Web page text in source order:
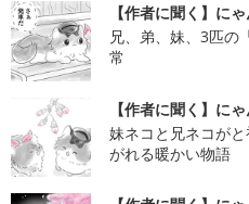
【作者に聞く】に
兄、弟、妹、3匹の
常
【作者に聞く】に
妹ネコと兄ネコが
がれる暖かい物語